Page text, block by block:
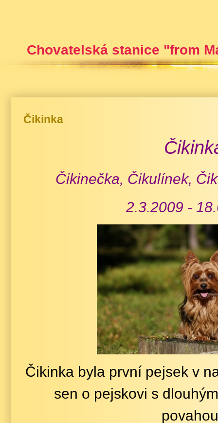
Chovatelská stanice "from
Čikinka
Čikinečka, Čikulínek,
2.3.2009 -
Čikinka byla první pejsek v
sen o pejskovi s